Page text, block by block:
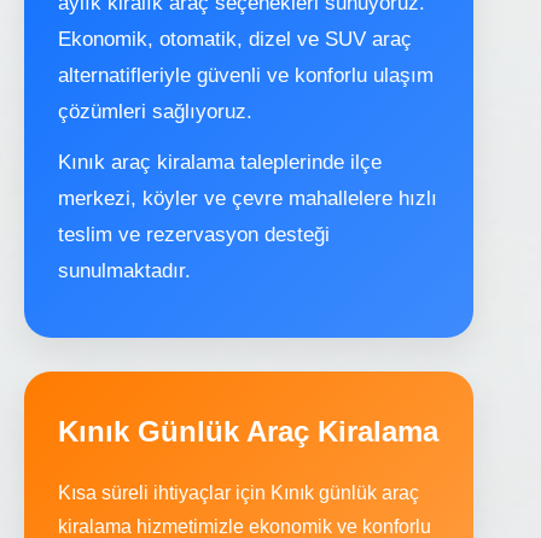
Ekonomik, otomatik, dizel ve SUV araç
alternatifleriyle güvenli ve konforlu ulaşım
çözümleri sağlıyoruz.
Kınık araç kiralama taleplerinde ilçe
merkezi, köyler ve çevre mahallelere hızlı
teslim ve rezervasyon desteği
sunulmaktadır.
Kınık Günlük Araç Kiralama
Kısa süreli ihtiyaçlar için Kınık günlük araç
kiralama hizmetimizle ekonomik ve konforlu